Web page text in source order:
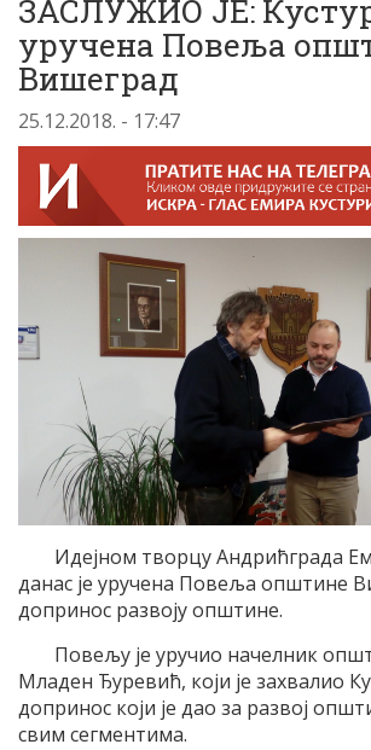
ЗАСЛУЖИО ЈЕ:
уручена Повеља
Вишеград
25.12.2018. - 17:47
Идејном творцу Андрићграда
данас је уручена Повеља општине
допринос развоју општине.
Повељу је уручио начелник
Младен Ђуревић, који је захвалио
допринос који је дао за развој
свим сегментима.